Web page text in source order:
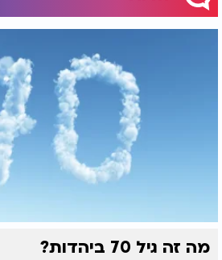
מה זה גיל 70 ביהדות?